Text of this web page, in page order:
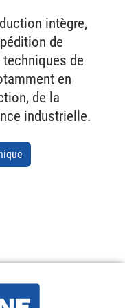
intègre,
de
techniques de
en
de la
industrielle.